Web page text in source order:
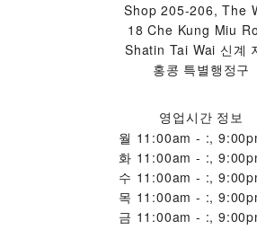
Shop 205-206, The
18 Che Kung Miu
Shatin Tai Wai 신계
홍콩 특별행정구
영업시간 정보
월 11:00am - :,
화 11:00am - :,
수 11:00am - :,
목 11:00am - :,
금 11:00am - :,